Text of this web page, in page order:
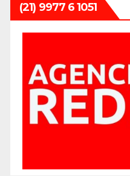
(21) 9977 6 1051